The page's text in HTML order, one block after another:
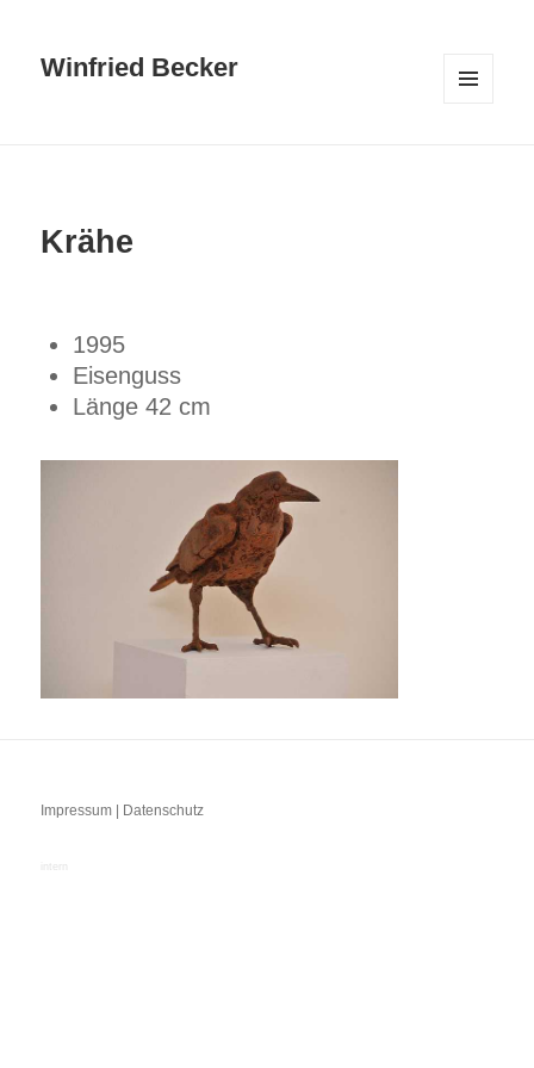
Winfried Becker
Krähe
1995
Eisenguss
Länge 42 cm
Impressum | Datenschutz
intern